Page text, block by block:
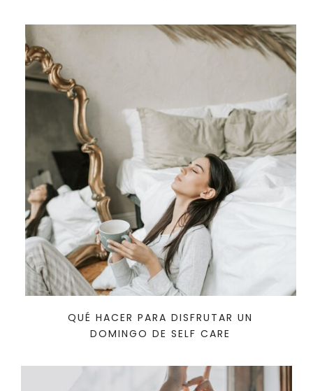
QUÉ HACER PARA DISFRUTAR UN
DOMINGO DE SELF CARE